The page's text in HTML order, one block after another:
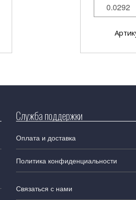
Служба поддержки
Оплата и доставка
Политика конфиденциальности
Связаться с нами